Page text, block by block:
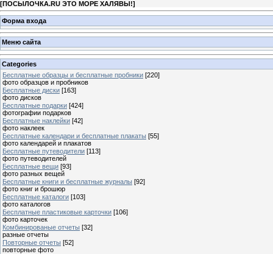
[ПОСЫЛОЧКА.RU ЭТО МОРЕ ХАЛЯВЫ!]
Форма входа
Меню сайта
Categories
Бесплатные образцы и бесплатные пробники [220]
фото образцов и пробников
Бесплатные диски [163]
фото дисков
Бесплатные подарки [424]
фотографии подарков
Бесплатные наклейки [42]
фото наклеек
Бесплатные календари и бесплатные плакаты [55]
фото календарей и плакатов
Бесплатные путеводители [113]
фото путеводителей
Бесплатные вещи [93]
фото разных вещей
Бесплатные книги и бесплатные журналы [92]
фото книг и брошюр
Бесплатные каталоги [103]
фото каталогов
Бесплатные пластиковые карточки [106]
фото карточек
Комбинированые отчеты [32]
разные отчеты
Повторные отчеты [52]
повторные фото